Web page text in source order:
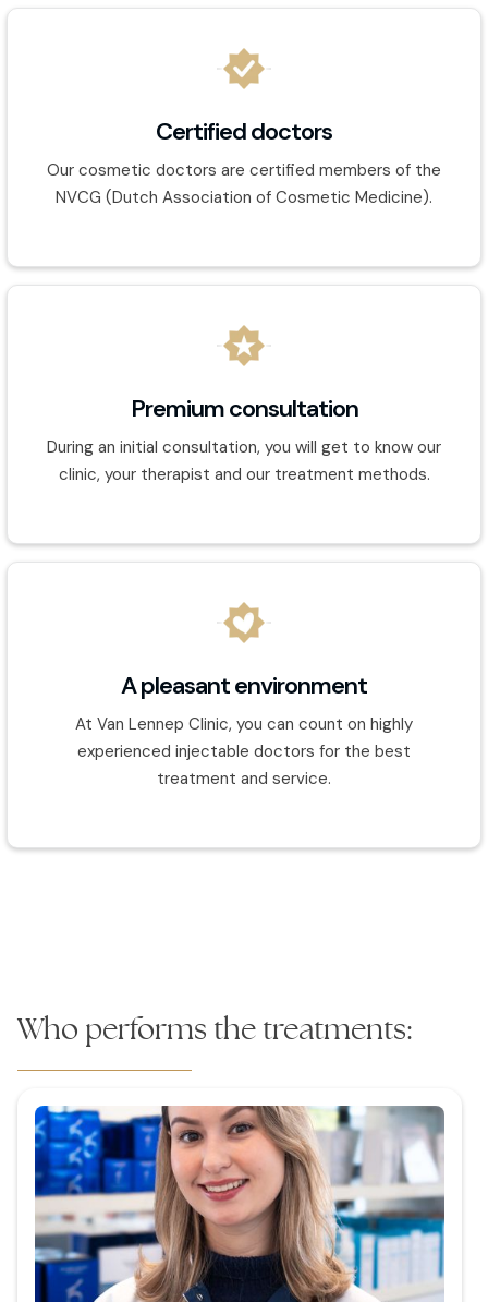
Certified doctors
Our cosmetic doctors are certified members of the
NVCG (Dutch Association of Cosmetic Medicine).
Premium consultation
During an initial consultation, you will get to know our
clinic, your therapist and our treatment methods.
A pleasant environment
At Van Lennep Clinic, you can count on highly
experienced injectable doctors for the best
treatment and service.
Who performs the treatments: